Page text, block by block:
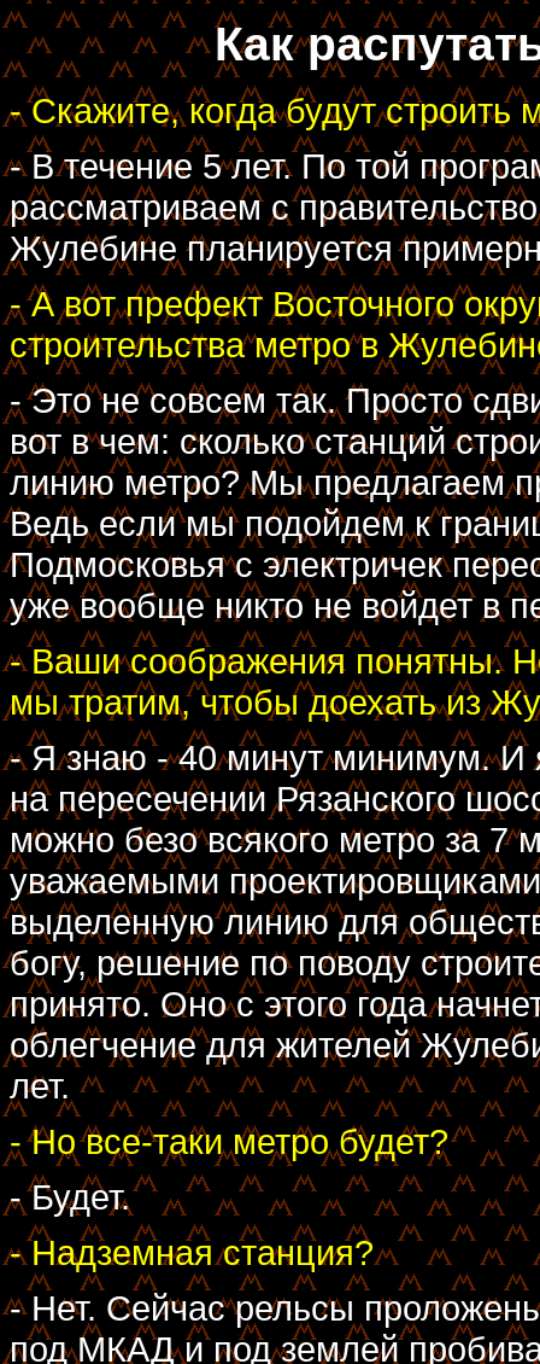
Как
- Скажите, когда будут
- В течение 5 лет. По той
рассматриваем с
Жулебине планируется
- А вот префект Восточного
строительства метро в
- Это не совсем так. Просто
вот в чем: сколько станций
линию метро? Мы предлагаем
Ведь если мы подойдем к
Подмосковья с электричек
уже вообще никто не войдет в
- Ваши соображения понятны.
мы тратим, чтобы доехать из
- Я знаю - 40 минут минимум. И
на пересечении Рязанского
можно безо всякого метро за 7
уважаемыми
выделенную линию для
богу, решение по поводу
принято. Оно с этого года
облегчение для жителей
лет.
- Но все-таки метро будет?
- Будет.
- Надземная станция?
- Нет. Сейчас рельсы
под МКАД и под землей